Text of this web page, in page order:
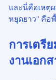
และนี่คือเหตุ
หยุดยาว” คือ
การเตรี
งานเอก